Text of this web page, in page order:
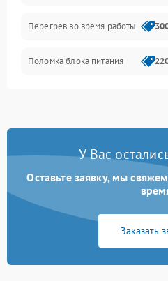
Корпус/Герметичность
Интерфейсы
Перегрев во время работы
Поломка блока питания
У Вас
Оставьте заявку, мы
Заказать